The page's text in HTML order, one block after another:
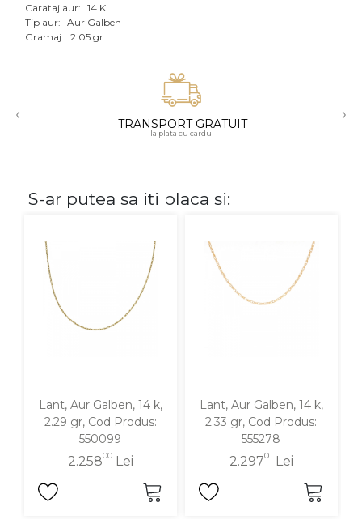
Aur mixt
18K
Cu pietre
Diamante
Carataj aur: 14 K
Tip aur: Aur Galben
Gramaj: 2.05 gr
‹ TRANSPORT GRATUIT
la plata cu cardul
›
S-ar putea sa iti placa si:
Lant, Aur Galben, 14 k,
2.29 gr, Cod Produs:
550099
2.25800Lei
Lant, Aur Galben, 14 k,
2.33 gr, Cod Produs:
555278
2.29701 Lei